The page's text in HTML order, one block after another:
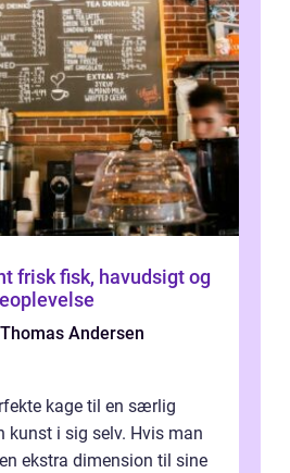
og
Thomas Andersen
kage til en særlig
kunst i sig selv. Hvis man
ekstra dimension til sine